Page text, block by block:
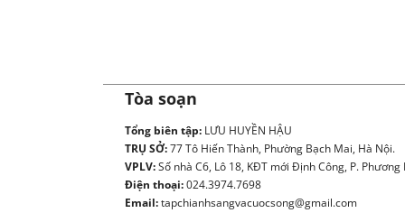
Tòa soạn
Tổng biên tập: LƯU HUYỀN HẬU
TRỤ SỞ:77 Tô Hiến Thành, Phường Bạch Mai, Hà Nội.
VPLV:Số nhà C6, Lô 18, KĐT mới Định Công, P. Phương
Điện thoại:024.3974.7698
Email:tapchianhsangvacuocsong@gmail.com